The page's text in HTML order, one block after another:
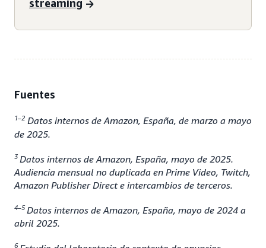
streaming
Fuentes
1–2 Datos internos de Amazon, España, de marzo a mayo
de 2025.
3 Datos internos de Amazon, España, mayo de 2025.
Audiencia mensual no duplicada en Prime Video, Twitch,
Amazon Publisher Direct e intercambios de terceros.
4–5Datos internos de Amazon, España, mayo de 2024 a
abril 2025.
6